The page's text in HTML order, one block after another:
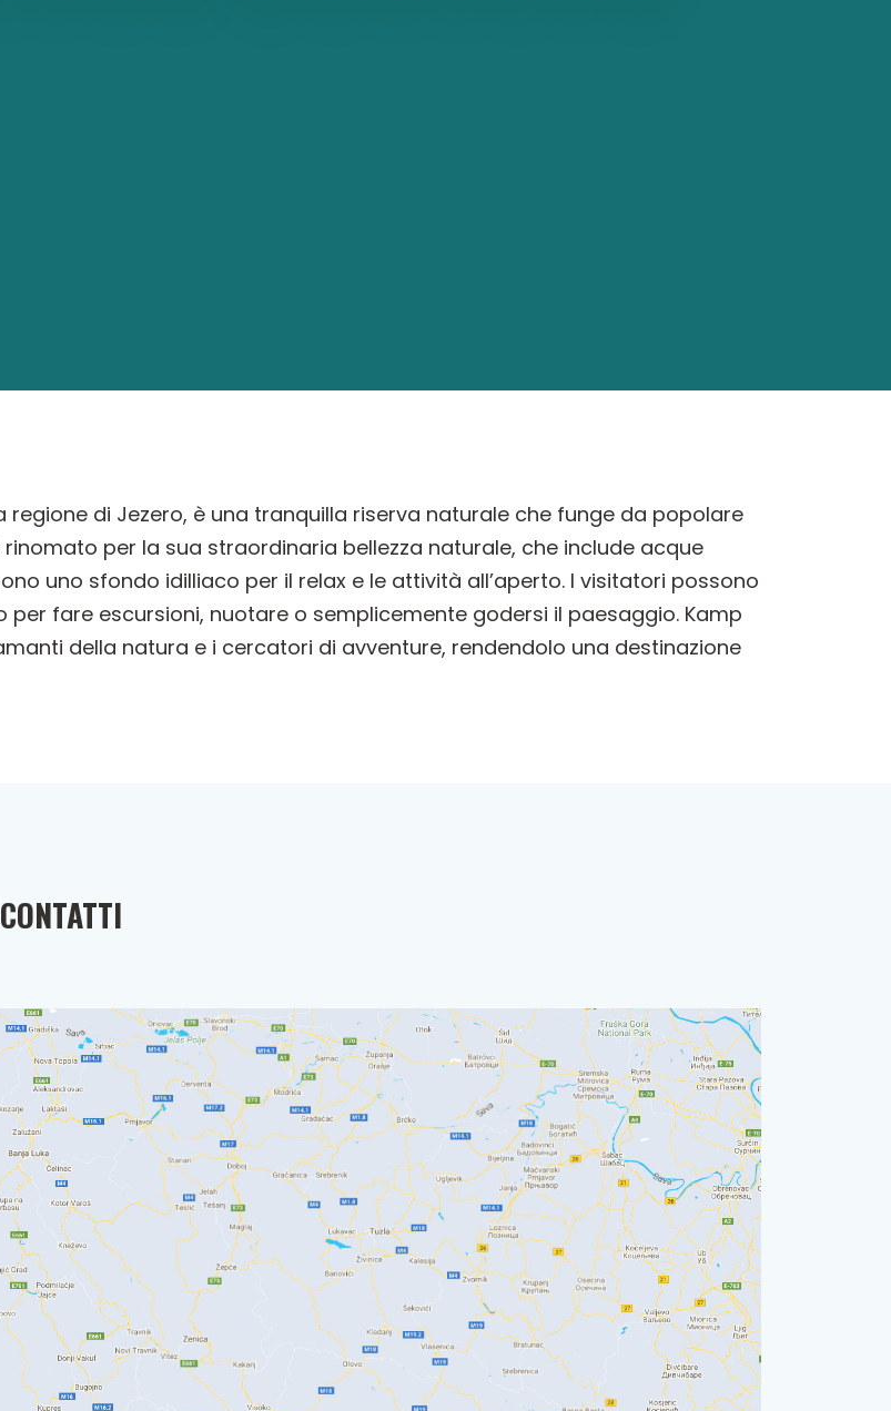
di Jezero, è una tranquilla riserva naturale che funge da popolare
per la sua straordinaria bellezza naturale, che include acque
uno sfondo idilliaco per il relax e le attività all’aperto. I visitatori possono
fare escursioni, nuotare o semplicemente godersi il paesaggio. Kamp
della natura e i cercatori di avventure, rendendolo una destinazione